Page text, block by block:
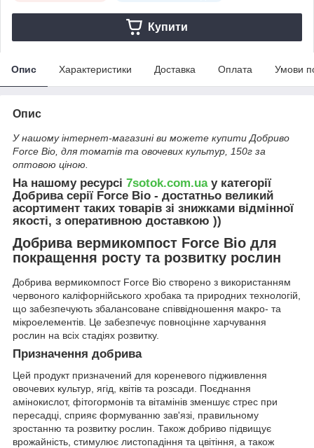
Купити
Опис Характеристики Доставка Оплата Умови
Опис
У нашому інтернет-магазині ви можете купити Добриво
Force Bio, для томатів та овочевих культур, 150г за
оптовою ціною.
На нашому ресурсі 7sotok.com.uaу категорії
Добрива серії Force Bio - достатньо великий
асортимент таких товарів зі знижками відмінної
якості, з оперативною доставкою ))
Добрива вермикомпост Force Bio для
покращення росту та розвитку рослин
Добрива вермикомпост Force Bio створено з використанням
червоного каліфорнійського хробака та природних технологій,
що забезпечують збалансоване співвідношення макро- та
мікроелементів. Це забезпечує повноцінне харчування
рослин на всіх стадіях розвитку.
Призначення добрива
Цей продукт призначений для кореневого підживлення
овочевих культур, ягід, квітів та розсади. Поєднання
амінокислот, фітогормонів та вітамінів зменшує стрес при
пересадці, сприяє формуванню зав'язі, правильному
зростанню та розвитку рослин. Також добриво підвищує
врожайність, стимулює листопадіння та цвітіння, а також